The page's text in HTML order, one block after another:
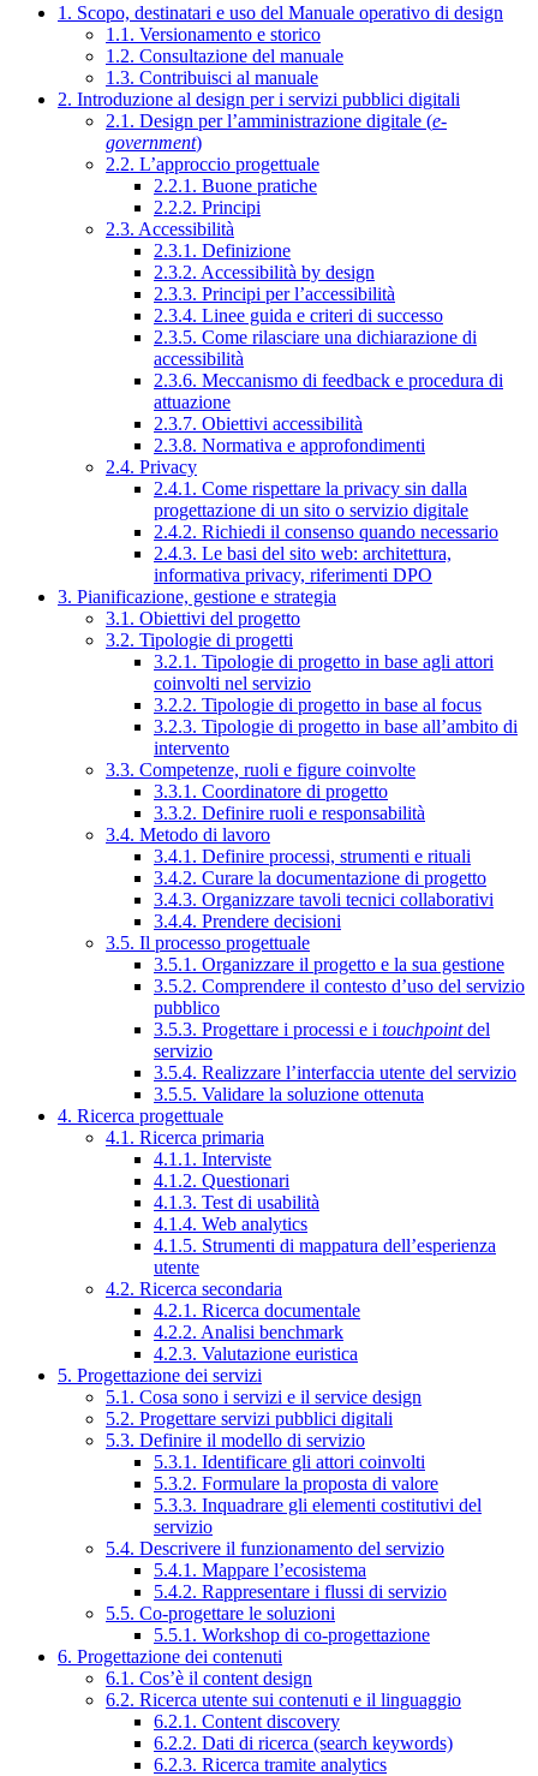
1. Scopo, destinatari e uso del Manuale operativo di design
1.1. Versionamento e storico
1.2. Consultazione del manuale
1.3. Contribuisci al manuale
2. Introduzione al design per i servizi pubblici digitali
2.1. Design per l’amministrazione digitale (e-
government)
2.2. L’approccio progettuale
2.2.1. Buone pratiche
2.2.2. Principi
2.3. Accessibilità
2.3.1. Definizione
2.3.2. Accessibilità by design
2.3.3. Principi per l’accessibilità
2.3.4. Linee guida e criteri di successo
2.3.5. Come rilasciare una dichiarazione di
accessibilità
2.3.6. Meccanismo di feedback e procedura di
attuazione
2.3.7. Obiettivi accessibilità
2.3.8. Normativa e approfondimenti
2.4. Privacy
2.4.1. Come rispettare la privacy sin dalla
progettazione di un sito o servizio digitale
2.4.2. Richiedi il consenso quando necessario
2.4.3. Le basi del sito web: architettura,
informativa privacy, riferimenti DPO
3. Pianificazione, gestione e strategia
3.1. Obiettivi del progetto
3.2. Tipologie di progetti
3.2.1. Tipologie di progetto in base agli attori
coinvolti nel servizio
3.2.2. Tipologie di progetto in base al focus
3.2.3. Tipologie di progetto in base all’ambito di
intervento
3.3. Competenze, ruoli e figure coinvolte
3.3.1. Coordinatore di progetto
3.3.2. Definire ruoli e responsabilità
3.4. Metodo di lavoro
3.4.1. Definire processi, strumenti e rituali
3.4.2. Curare la documentazione di progetto
3.4.3. Organizzare tavoli tecnici collaborativi
3.4.4. Prendere decisioni
3.5. Il processo progettuale
3.5.1. Organizzare il progetto e la sua gestione
3.5.2. Comprendere il contesto d’uso del servizio
pubblico
3.5.3. Progettare i processi e i touchpointdel
servizio
3.5.4. Realizzare l’interfaccia utente del servizio
3.5.5. Validare la soluzione ottenuta
4. Ricerca progettuale
4.1. Ricerca primaria
4.1.1. Interviste
4.1.2. Questionari
4.1.3. Test di usabilità
4.1.4. Web analytics
4.1.5. Strumenti di mappatura dell’esperienza
utente
4.2. Ricerca secondaria
4.2.1. Ricerca documentale
4.2.2. Analisi benchmark
4.2.3. Valutazione euristica
5. Progettazione dei servizi
5.1. Cosa sono i servizi e il service design
5.2. Progettare servizi pubblici digitali
5.3. Definire il modello di servizio
5.3.1. Identificare gli attori coinvolti
5.3.2. Formulare la proposta di valore
5.3.3. Inquadrare gli elementi costitutivi del
servizio
5.4. Descrivere il funzionamento del servizio
5.4.1. Mappare l’ecosistema
5.4.2. Rappresentare i flussi di servizio
5.5. Co-progettare le soluzioni
5.5.1. Workshop di co-progettazione
6. Progettazione dei contenuti
6.1. Cos’è il content design
6.2. Ricerca utente sui contenuti e il linguaggio
6.2.1. Content discovery
6.2.2. Dati di ricerca (search keywords)
6.2.3. Ricerca tramite analytics